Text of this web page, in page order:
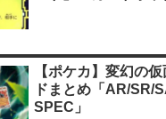
【ポケカ】変幻の
ドまとめ「AR/SR/
SPEC」